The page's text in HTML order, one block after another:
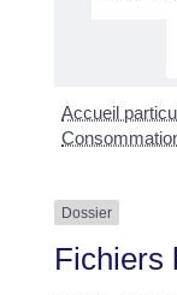
Accueil
Dossier
Fichiers